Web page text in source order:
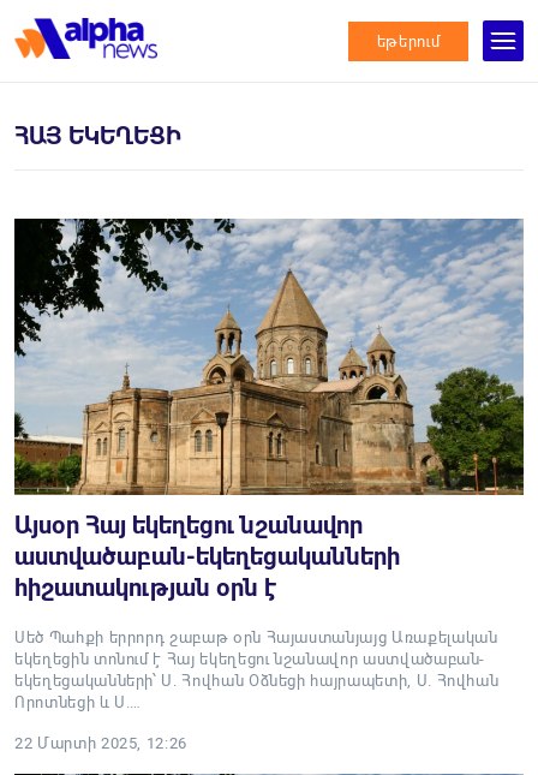
եթերում
ՀԱՅ ԵԿԵՂԵՑԻ
Այսօր Հայ եկեղեցու նշանավոր
աստվածաբան-եկեղեցականների
հիշատակության օրն է
Սեծ Պահքի երրորդ շաբաթ օրն Հայաստանյայց Առաքելական
եկեղեցին տոնում է Հայ եկեղեցու նշանավոր աստվածաբան-
եկեղեցականների՝ Ս. Հովհան Օձնեցի հայրապետի, Ս. Հովհան
Որոտնեցի և Ս.…
22 Մարտի 2025, 12:26